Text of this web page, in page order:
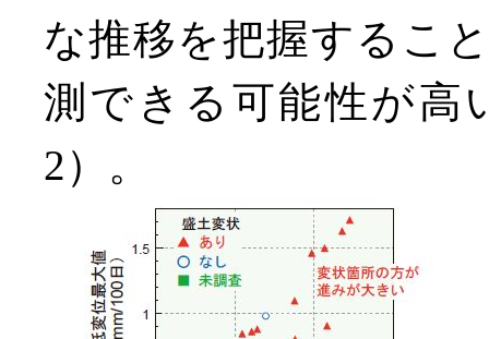
な推移を把握するこ
測できる可能性が高
2）。